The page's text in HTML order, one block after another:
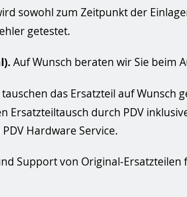
sowohl zum Zeitpunkt der
getestet.
Auf Wunsch beraten wir Sie beim
das Ersatzteil auf Wunsch
Ersatzteiltausch durch PDV
Hardware Service.
Support von Original-Ersatzteilen